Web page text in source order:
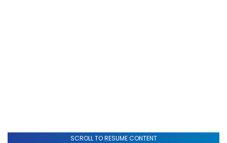
SCROLL TO RESUME CONTENT